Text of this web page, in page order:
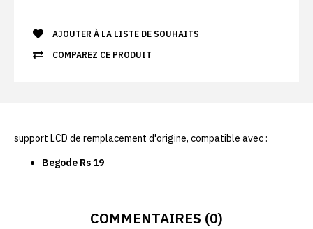
AJOUTER À LA LISTE DE SOUHAITS
COMPAREZ CE PRODUIT
support LCD de remplacement d'origine, compatible avec :
Begode Rs 19
COMMENTAIRES (0)